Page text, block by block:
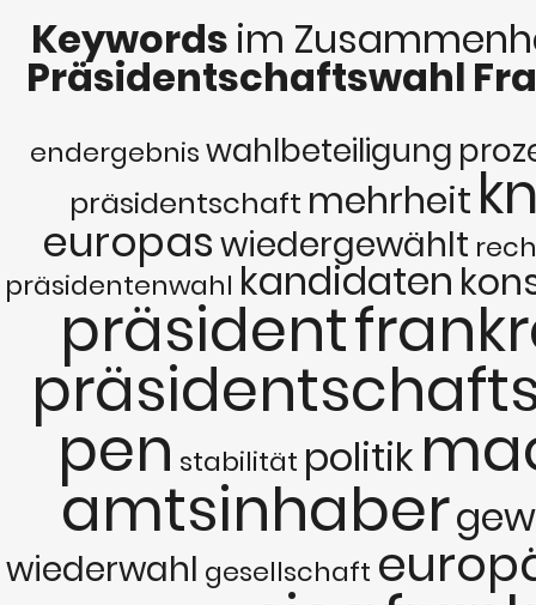
Keywords im
Präsidentschaftswahl
endergebniswahlbeteiligung
präsidentschaft mehrheit
europaswiedergewählt
präsidentenwahl kandidaten
präsident
pen stabilität politik
amtsinhaber
wiederwahl gesellschaft